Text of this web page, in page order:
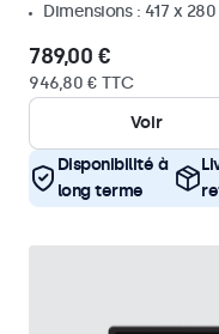
Dimensions : 417 x
789,00 €
946,80 € TTC
Voir
Disponibilité à
long terme